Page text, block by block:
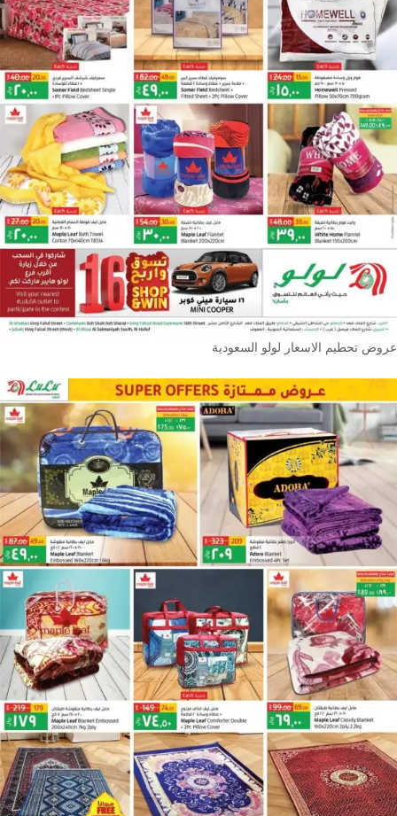
عروض تحطيم الاسعار لولو السعودية